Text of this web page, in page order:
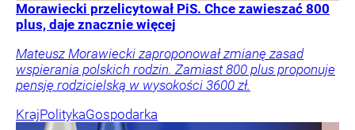
Morawiecki przelicytował PiS. Chce zawieszać 800
plus, daje znacznie więcej
Mateusz Morawiecki zaproponował zmianę zasad
wspierania polskich rodzin. Zamiast 800 plus proponuje
pensję rodzicielską w wysokości 3600 zł.
KrajPolitykaGospodarka